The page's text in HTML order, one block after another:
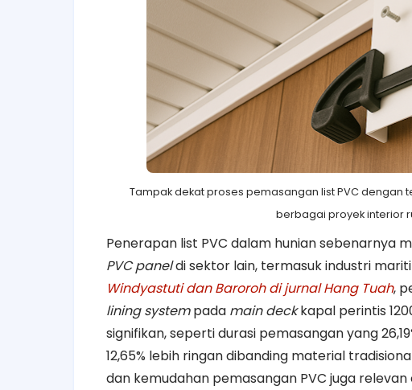
Tampak dekat proses pemasangan list PVC dengan
berbagai proyek interior
Penerapan list PVC dalam hunian sebenarnya
PVC paneldi sektor lain, termasuk industri
Windyastuti dan Baroroh di jurnal Hang Tuah,
lining systempada main deckkapal perintis
signifikan, seperti durasi pemasangan yang
12,65% lebih ringan dibanding material
dan kemudahan pemasangan PVC juga